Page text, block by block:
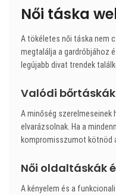
Női táska
A tökéletes női táska nem
megtalálja a gardróbjához
legújabb divat trendek
Valódi
A minőség szerelmeseinek
elvarázsolnak. Ha a
kompromisszumot kötnöd
Női oldaltáskák
A kényelem és a